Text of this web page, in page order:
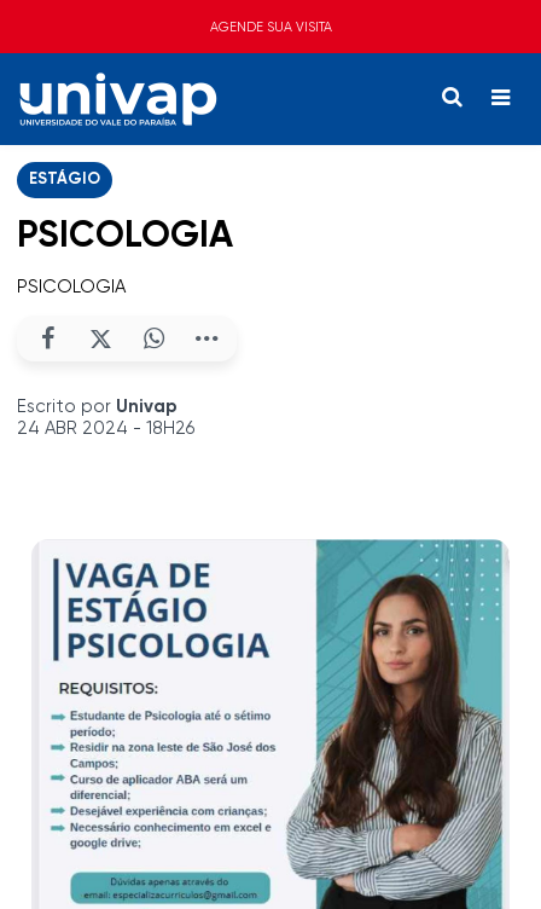
AGENDE SUA VISITA
ESTÁGIO
PSICOLOGIA
PSICOLOGIA
Escrito por Univap
24 ABR 2024 - 18H26